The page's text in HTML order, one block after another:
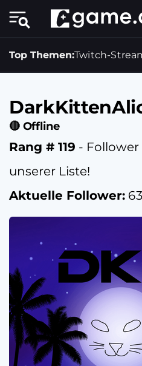
Top Themen:Twitch-
🔴 Offline
Rang # 119 -
unserer Liste!
Aktuelle Follower: 63